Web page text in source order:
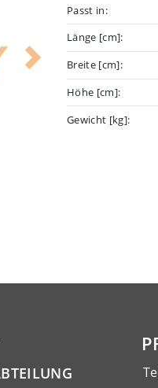
Next
Passt in:
Länge [cm]:
Breite [cm]:
Höhe [cm]:
Gewicht [kg]: